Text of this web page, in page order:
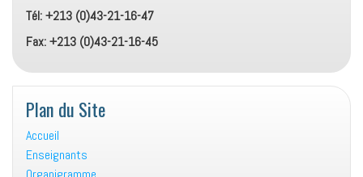
Tél: +213 (0)43-21-16-47
Fax: +213 (0)43-21-16-45
Plan du Site
Accueil
Enseignants